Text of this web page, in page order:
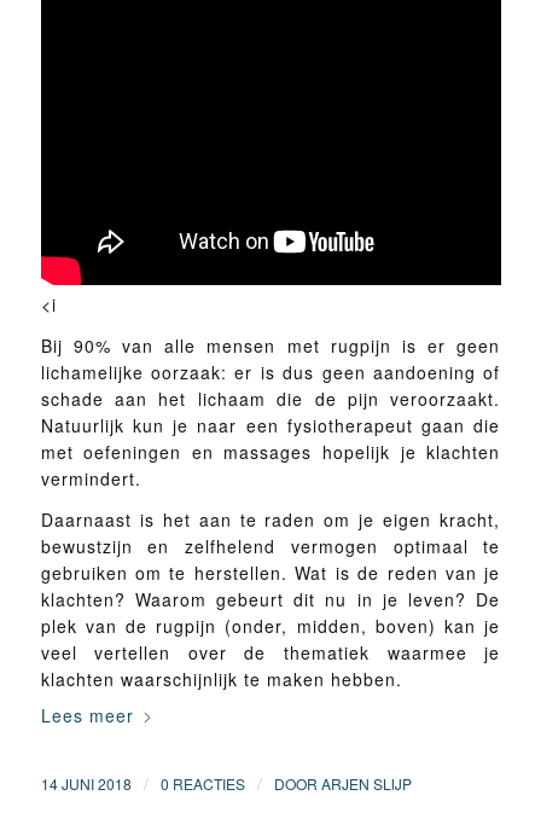
<i
Bij 90% van alle mensen met rugpijn is er geen
lichamelijke oorzaak: er is dus geen aandoening of
schade aan het lichaam die de pijn veroorzaakt.
Natuurlijk kun je naar een fysiotherapeut gaan die
met oefeningen en massages hopelijk je klachten
vermindert.
Daarnaast is het aan te raden om je eigen kracht,
bewustzijn en zelfhelend vermogen optimaal te
gebruiken om te herstellen. Wat is de reden van je
klachten? Waarom gebeurt dit nu in je leven? De
plek van de rugpijn (onder, midden, boven) kan je
veel vertellen over de thematiek waarmee je
klachten waarschijnlijk te maken hebben.
Lees meer
14 JUNI 2018 / 0 REACTIES / DOOR ARJEN SLIJP